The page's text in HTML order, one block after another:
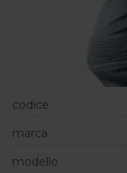
codice
marca
modello